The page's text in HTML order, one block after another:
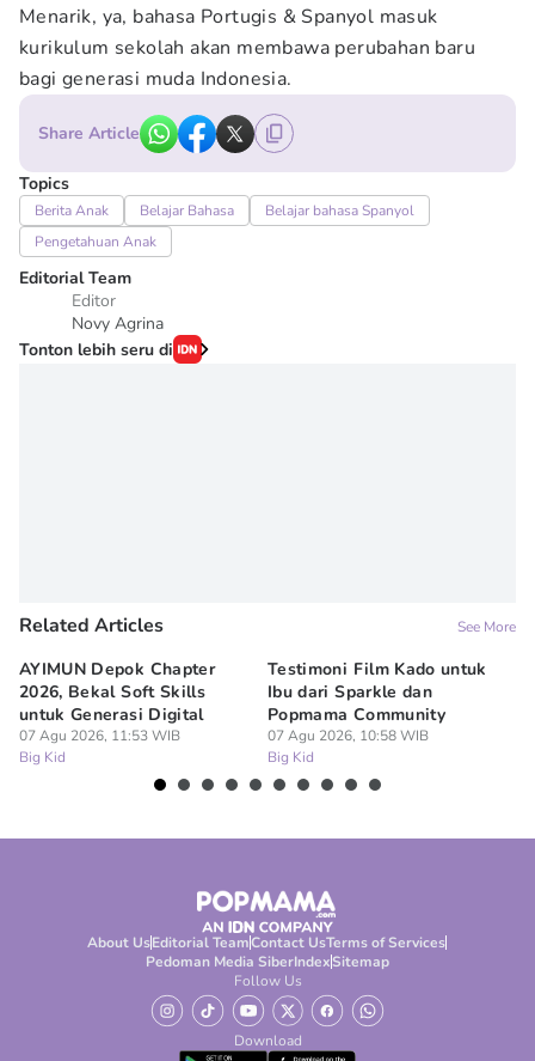
Menarik, ya, bahasa Portugis & Spanyol masuk
kurikulum sekolah akan membawa perubahan baru
bagi generasi muda Indonesia.
Share Article
Topics
Berita Anak Belajar Bahasa
Belajar bahasa Spanyol
Pengetahuan Anak
Editorial Team
Editor
Novy Agrina
Tonton lebih seru di
Related Articles See More
AYIMUN Depok Chapter
2026, Bekal Soft Skills
untuk Generasi Digital
07 Agu 2026, 11:53 WIB
Big Kid
Testimoni Film Kado untuk
Ibu dari Sparkle dan
Popmama Community
07 Agu 2026, 10:58 WIB
Big Kid
About UsEditorial TeamContact UsTerms of Services
Pedoman Media SiberIndexSitemap
Follow Us
Download